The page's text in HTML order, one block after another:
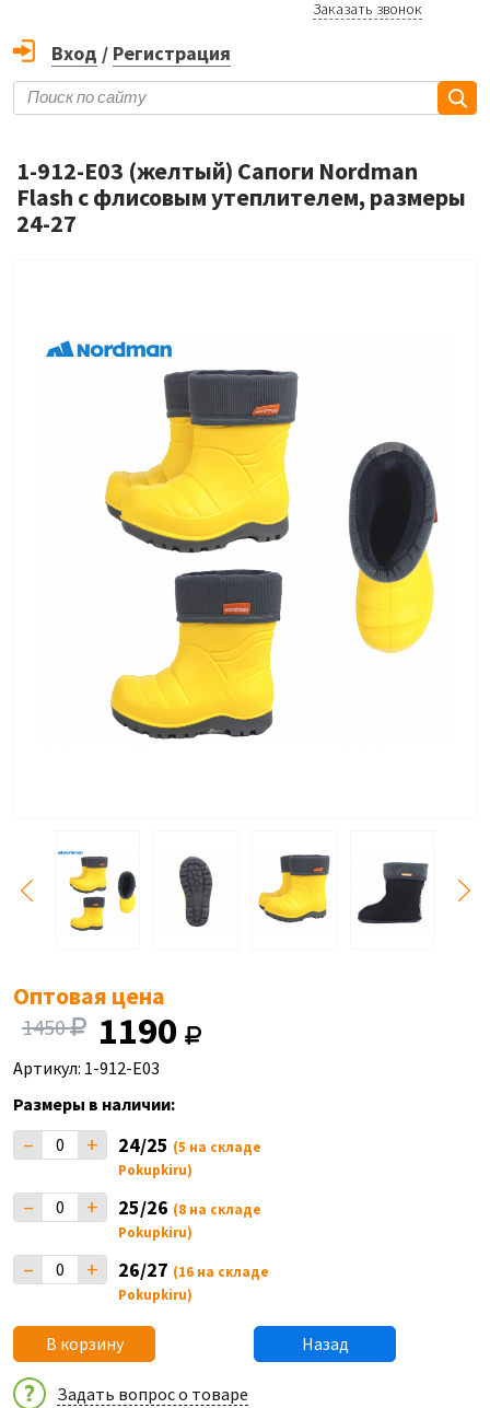
Заказать звонок
Вход / Регистрация
1-912-E03 (желтый) Сапоги Nordman
Flash с флисовым утеплителем, размеры
24-27
Оптовая цена
1450 1190
Артикул: 1-912-E03
Размеры в наличии:
– + 24/25 (5 на складе
Pokupkiru)
– + 25/26 (8 на складе
Pokupkiru)
– + 26/27 (16 на складе
Pokupkiru)
В корзину Назад
Задать вопрос о товаре